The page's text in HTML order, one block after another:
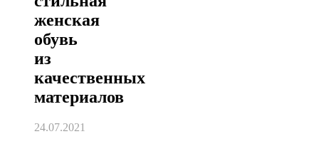
женская
обувь
из
качественных
материалов
24.07.2021